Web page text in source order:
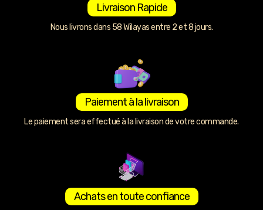
Livraison Rapide
Nous livrons dans 58 Wilayas entre 2 et 8 jours.
Paiement à la livraison
Le paiement sera effectué à la livraison de votre commande.
Achats en toute confiance